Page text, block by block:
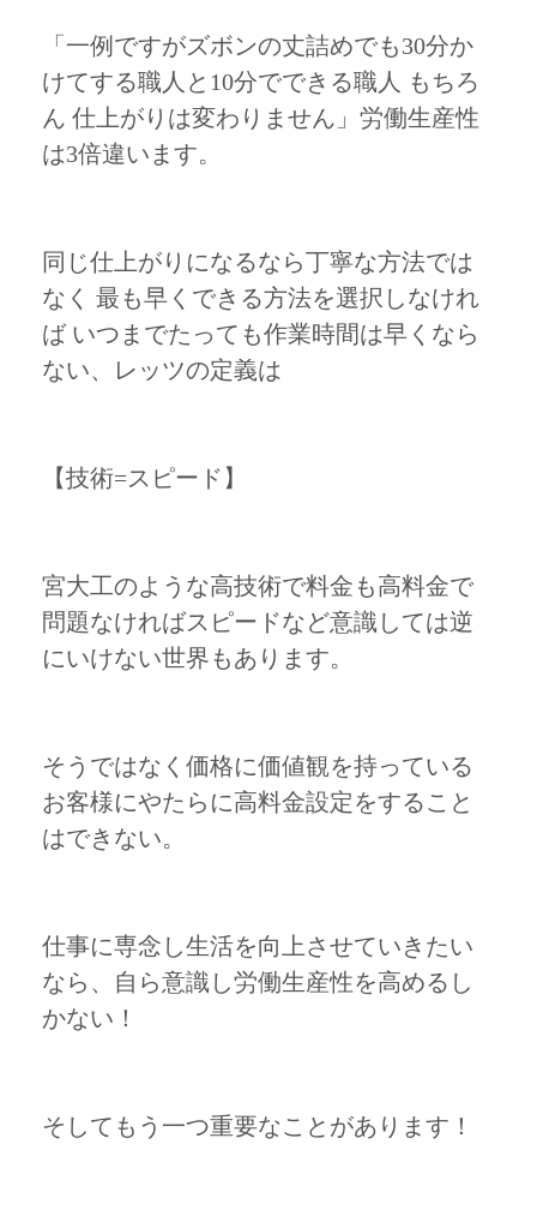
「一例ですがズボンの丈詰めでも30分か
けてする職人と10分でできる職人 もちろ
ん 仕上がりは変わりません」労働生産性
は3倍違います。
同じ仕上がりになるなら丁寧な方法では
なく 最も早くできる方法を選択しなけれ
ば いつまでたっても作業時間は早くなら
ない、レッツの定義は
【技術=スピード】
宮大工のような高技術で料金も高料金で
問題なければスピードなど意識しては逆
にいけない世界もあります。
そうではなく価格に価値観を持っている
お客様にやたらに高料金設定をすること
はできない。
仕事に専念し生活を向上させていきたい
なら、自ら意識し労働生産性を高めるし
かない！
そしてもう一つ重要なことがあります！